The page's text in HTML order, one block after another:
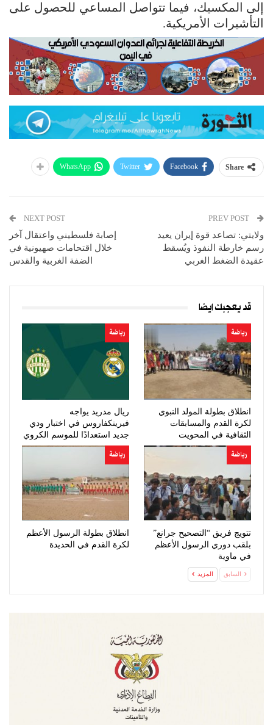
إلى المكسيك، فيما تتواصل المساعي للحصول على
التأشيرات الأمريكية.
Share
Facebook
Twitter
WhatsApp
ولايتي: تصاعد قوة إيران يعيد
رسم خارطة النفوذ ويُسقط
عقيدة الضغط الغربي
NEXT POST
إصابة فلسطيني واعتقال آخر
خلال اقتحامات صهيونية في
الضفة الغربية والقدس
قد يعجبك ايضا
رياضة
انطلاق بطولة المولد النبوي
لكرة القدم والمسابقات
الثقافية في المحويت
رياضة
ريال مدريد يواجه
فيرينكفاروس في اختبار ودي
جديد استعدادًا للموسم الكروي
رياضة
تتويج فريق “التصحيح جرانع”
بلقب دوري الرسول الأعظم
في ماوية
رياضة
انطلاق بطولة الرسول الأعظم
لكرة القدم في الحديدة
السابق المزيد